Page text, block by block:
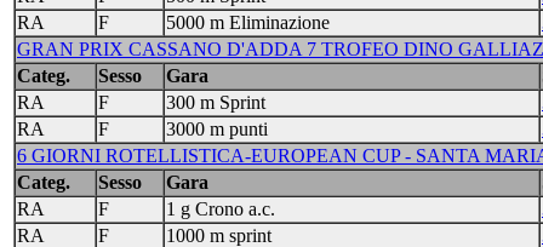
RA
F 5000 m Eliminazione
GRAN PRIX CASSANO D'ADDA 7 TROFEO DINO
Categ.
Sesso Gara
RA
F 300 m Sprint
RA
F 3000 m punti
6 GIORNI ROTELLISTICA-EUROPEAN CUP - SANTA
Categ.
Sesso Gara
RA
F 1 g Crono a.c.
RA
F 1000 m sprint